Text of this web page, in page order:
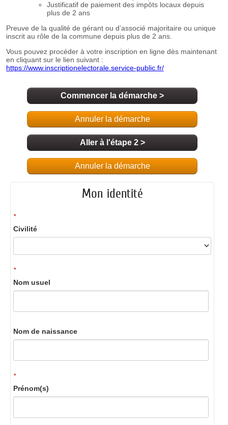
Commencer la démarche >
Annuler la démarche
Aller à l'étape 2 >
Annuler la démarche
Mon identité
*
Civilité
*
Nom usuel
Nom de naissance
*
Prénom(s)